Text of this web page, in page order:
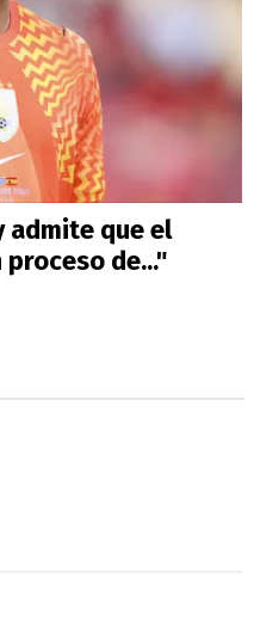
admite que el
de..."